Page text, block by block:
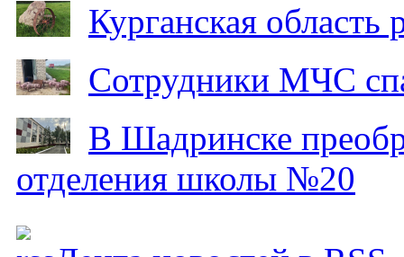
Курганская
Сотрудники МЧС
В Шадринске
отделения школы №20